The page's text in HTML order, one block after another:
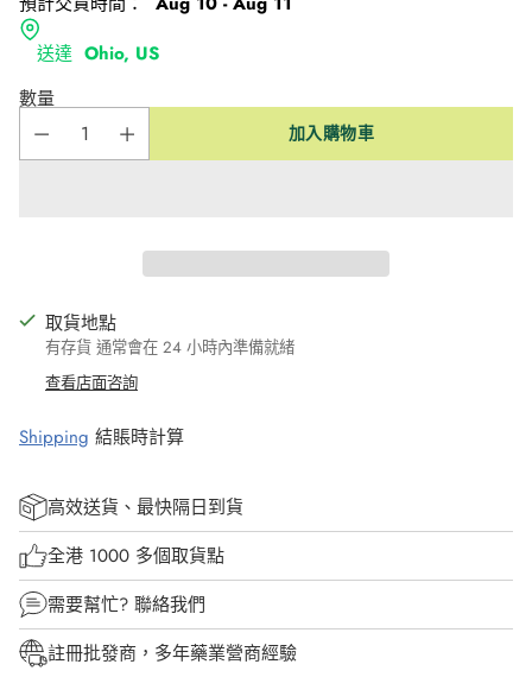
送達 Ohio, US
數量
加入購物車
取貨地點
有存貨 通常會在 24 小時內準備就緒
查看店面咨詢
Shipping 結賬時計算
高效送貨、最快隔日到貨
全港 1000 多個取貨點
需要幫忙? 聯絡我們
註冊批發商，多年藥業營商經驗